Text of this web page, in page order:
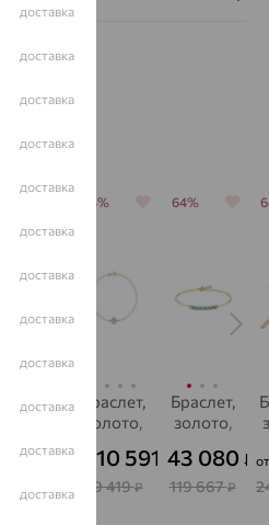
Браслет,
Delta
128 642₽
64%
Браслет,
золото,
SOKOLOV
10 591 ₽
29 419₽
64%
Браслет,
золото,
SOKOLOV
43 080 ₽
119 667₽
доставка
доставка
доставка
доставка
доставка
доставка
доставка
доставка
доставка
доставка
доставка
доставка